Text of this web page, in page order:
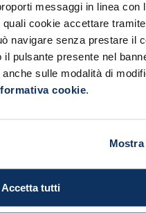
messaggi in linea con
cookie accettare
navigare senza prestare il
pulsante presente nel
sulle modalità di
cookie
Accetta tutti
elogio
Marina
gracias